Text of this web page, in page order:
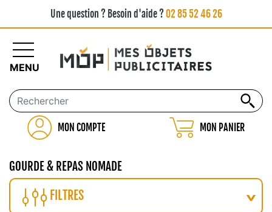
Une question ? Besoin d'aide ?02 85 52 46 26
MON COMPTE MON PANIER
MENU
GOURDE & REPAS NOMADE
FILTRES